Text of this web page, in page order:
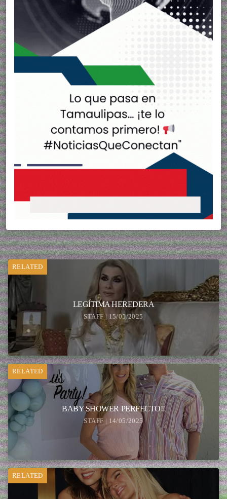
RELATED
LEGÍTIMA HEREDERA
STAFF | 15/05/2025
RELATED
BABY SHOWER PERFECTO!!
STAFF | 14/05/2025
RELATED